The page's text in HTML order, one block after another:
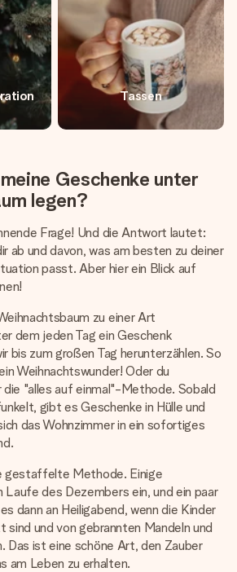
Tassen
Geschenke unter
legen?
Frage! Und die Antwort lautet:
ab und davon, was am besten zu deiner
passt. Aber hier ein Blick auf
zu einer Art
dem jeden Tag ein Geschenk
bis zum großen Tag herunterzählen. So
Weihnachtswunder! Oder du
"alles auf einmal"-Methode. Sobald
gibt es Geschenke in Hülle und
das Wohnzimmer in ein sofortiges
gestaffelte Methode. Einige
Laufe des Dezembers ein, und ein paar
dann an Heiligabend, wenn die Kinder
und von gebrannten Mandeln und
Das ist eine schöne Art, den Zauber
am Leben zu erhalten.